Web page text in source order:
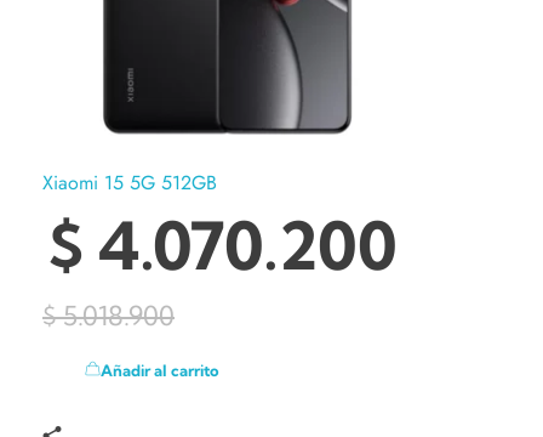
Xiaomi 15 5G 512GB
$ 4.070.200
$5.018.900
Añadir al carrito